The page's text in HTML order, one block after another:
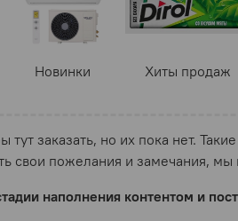
Новинки Хиты продаж
заказать, но их пока нет.
свои пожелания и замечания, мы
наполнения контентом и